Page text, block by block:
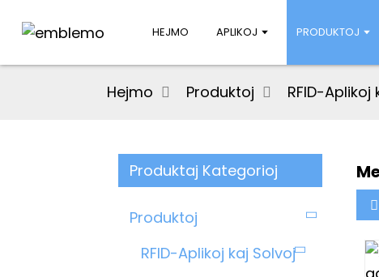
HEJMO APLIKOJ PRODUKTOJ
Hejmo Produktoj RFID-Aplikoj
Produktaj Kategorioj
Produktoj
RFID-Aplikoj kaj Solvoj